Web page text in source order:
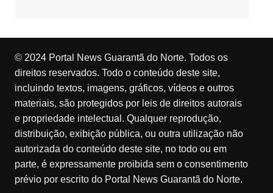
© 2024 Portal News Guarantã do Norte. Todos os
direitos reservados. Todo o conteúdo deste site,
incluindo textos, imagens, gráficos, vídeos e outros
materiais, são protegidos por leis de direitos autorais
e propriedade intelectual. Qualquer reprodução,
distribuição, exibição pública, ou outra utilização não
autorizada do conteúdo deste site, no todo ou em
parte, é expressamente proibida sem o consentimento
prévio por escrito do Portal News Guarantã do Norte.